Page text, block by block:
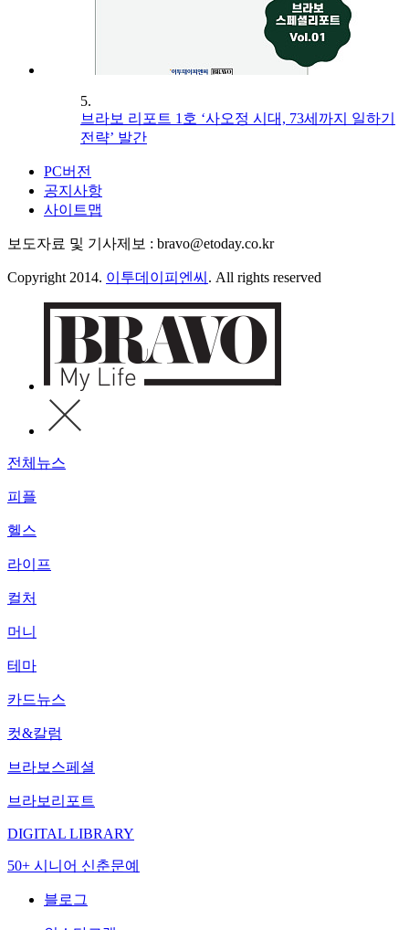
5.
브라보 리포트 1호 ‘사오정 시대, 73세까지 일하기
전략’ 발간
PC버전
공지사항
사이트맵
보도자료 및 기사제보 : bravo@etoday.co.kr
Copyright 2014. 이투데이피엔씨 . All rights reserved
전체뉴스
피플
헬스
라이프
컬처
머니
테마
카드뉴스
컷&칼럼
브라보스페셜
브라보리포트
DIGITAL LIBRARY
50+ 시니어 신춘문예
블로그